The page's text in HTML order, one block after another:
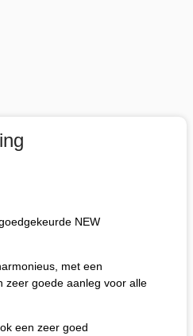
NEW
met een
zeer goede aanleg voor alle
een zeer goed